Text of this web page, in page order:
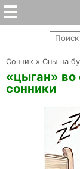
Cонник » Сны на
«цыган» во
сонники